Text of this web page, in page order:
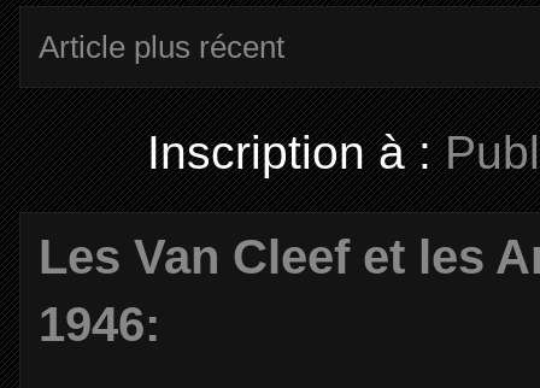
Article plus récent
Inscription à :
Les Van Cleef et les
1946: